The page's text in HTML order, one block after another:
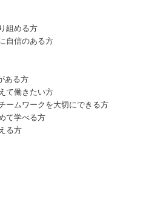
組める方
自信のある方
ある方
て働きたい方
ームワークを大切にできる方
て学べる方
る方